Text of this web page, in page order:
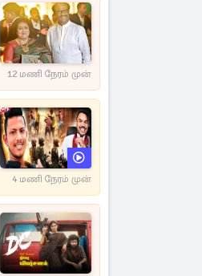
12 மணி நேரம் முன்
4 மணி நேரம் முன்